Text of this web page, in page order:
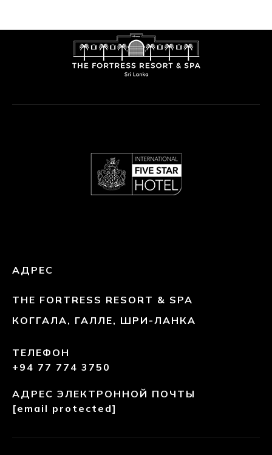
АДРЕС
THE FORTRESS RESORT & SPA
КОГГАЛА, ГАЛЛЕ, ШРИ-ЛАНКА
ТЕЛЕФОН
+94 77 774 3750
АДРЕС ЭЛЕКТРОННОЙ ПОЧТЫ
[email protected]